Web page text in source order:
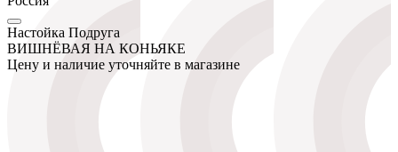
Настойка Подруга
ВИШНЁВАЯ НА КОНЬЯКЕ
Цену и наличие уточняйте в магазине